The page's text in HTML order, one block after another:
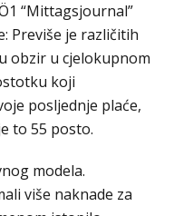
“Mittagsjournal”
Previše je različitih
obzir u cjelokupnom
koji
posljednje plaće,
to 55 posto.
modela.
više naknade za